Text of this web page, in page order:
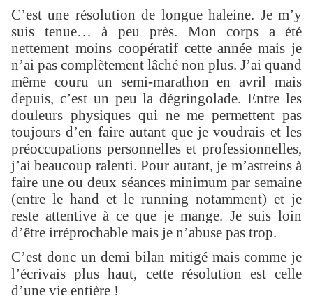
C’est une résolution de longue haleine. Je m’y
suis tenue… à peu près. Mon corps a été
nettement moins coopératif cette année mais je
n’ai pas complètement lâché non plus. J’ai quand
même couru un semi-marathon en avril mais
depuis, c’est un peu la dégringolade. Entre les
douleurs physiques qui ne me permettent pas
toujours d’en faire autant que je voudrais et les
préoccupations personnelles et professionnelles,
j’ai beaucoup ralenti. Pour autant, je m’astreins à
faire une ou deux séances minimum par semaine
(entre le hand et le running notamment) et je
reste attentive à ce que je mange. Je suis loin
d’être irréprochable mais je n’abuse pas trop.
C’est donc un demi bilan mitigé mais comme je
l’écrivais plus haut, cette résolution est celle
d’une vie entière !